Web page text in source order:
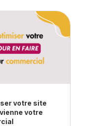
votre site
votre